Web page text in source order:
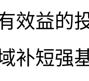
效益的
补短强